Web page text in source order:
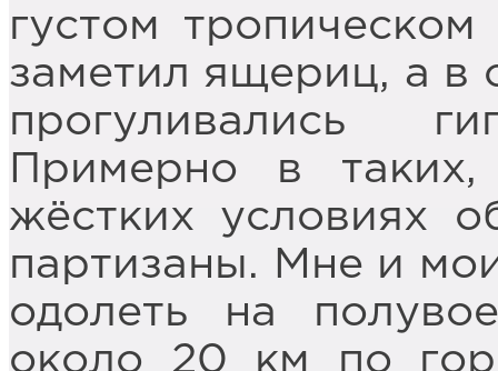
густом
заметил ящериц, а в
прогуливались
Примерно в
жёстких условиях
партизаны. Мне и
одолеть на
около 20 км по